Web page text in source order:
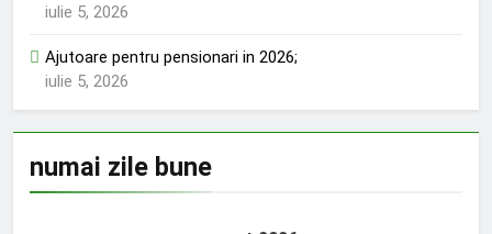
iulie 5, 2026
Ajutoare pentru pensionari in 2026;
iulie 5, 2026
numai zile bune